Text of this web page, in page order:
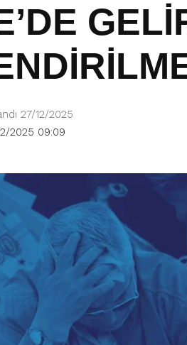
2025 09:09
27/12/2025